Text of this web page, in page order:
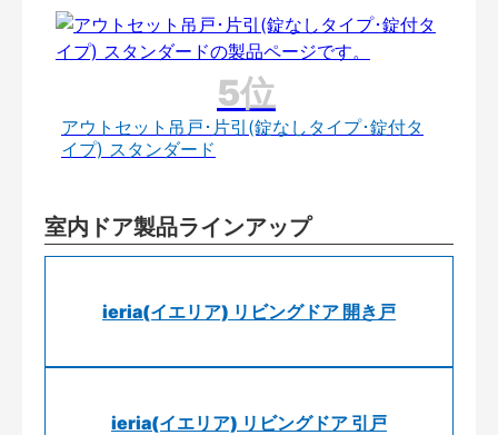
アウトセット吊戸･片引(錠なしタイプ･錠付タ
イプ) スタンダード
室内ドア製品ラインアップ
ieria(イエリア) リビングドア 開き戸
ieria(イエリア) リビングドア 引戸